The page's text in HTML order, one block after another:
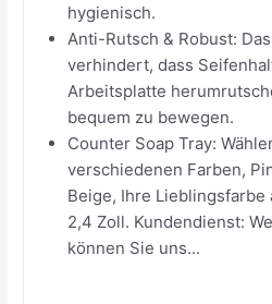
hygienisch.
Anti-Rutsch & Robust:
verhindert, dass
Arbeitsplatte
bequem zu bewegen.
Counter Soap Tray:
verschiedenen Farben,
Beige, Ihre Lieblingsfarbe
2,4 Zoll. Kundendienst:
können Sie uns...